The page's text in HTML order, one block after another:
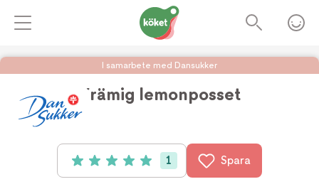
I samarbete med Dansukker
Krämig lemonposset
Betyg: 5 av 5 (1 röster)
1 Spara